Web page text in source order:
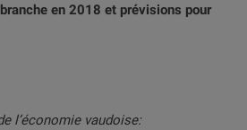
en 2018 et prévisions pour
l’économie vaudoise: